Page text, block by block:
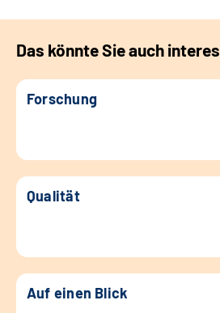
Das könnte Sie auch
Forschung
Qualität
Auf einen Blick